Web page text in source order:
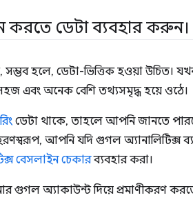
করতে ডেটা ব্যবহার করুন।
সম্ভব হলে, ডেটা-ভিত্তিক হওয়া
সহজ এবং অনেক বেশি তথ্যসমৃদ্ধ হয়ে ওঠে।
ডেটা থাকে, তাহলে আপনি জানতে
আপনি যদি গুগল অ্যানালিটিক্স
বেসলাইন চেকারব্যবহার করা।
অ্যাকাউন্ট দিয়ে প্রমাণীকরণ